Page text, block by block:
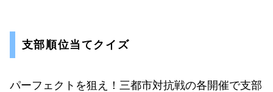
支部順位当てクイズ
パーフェクトを狙え！三都市対抗戦の各開催で支部